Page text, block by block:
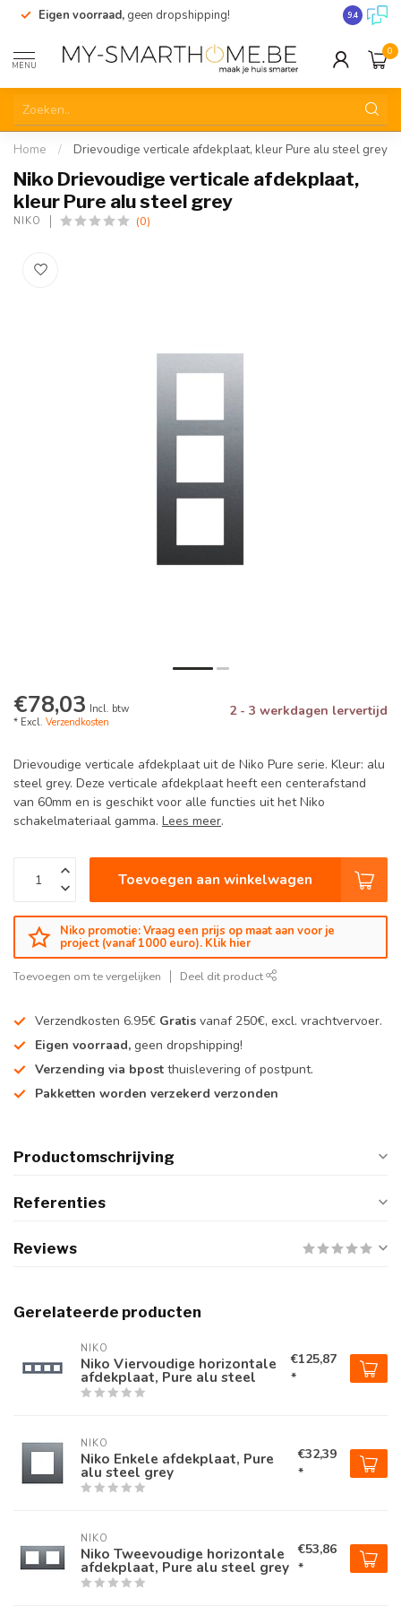
Eigen voorraad, geen dropshipping! 9.4
MENU
0
Home / Drievoudige verticale afdekplaat, kleur Pure alu steel grey
Niko Drievoudige verticale afdekplaat,
kleur Pure alu steel grey
NIKO (0)
€78,03 Incl. btw
* Excl. Verzendkosten
2 - 3 werkdagen lervertijd
Drievoudige verticale afdekplaat uit de Niko Pure serie. Kleur: alu
steel grey. Deze verticale afdekplaat heeft een centerafstand
van 60mm en is geschikt voor alle functies uit het Niko
schakelmateriaal gamma. Lees meer.
Toevoegen aan winkelwagen
Niko promotie: Vraag een prijs op maat aan voor je
project (vanaf 1000 euro). Klik hier
Toevoegen om te vergelijken Deel dit product
Verzendkosten 6.95€ Gratis vanaf 250€, excl. vrachtvervoer.
Eigen voorraad, geen dropshipping!
Verzending via bpost thuislevering of postpunt.
Pakketten worden verzekerd verzonden
Productomschrijving
Referenties
Reviews
Gerelateerde producten
NIKO
Niko Viervoudige horizontale
afdekplaat, Pure alu steel
€125,87
*
NIKO
Niko Enkele afdekplaat, Pure
alu steel grey
€32,39
*
NIKO
Niko Tweevoudige horizontale
afdekplaat, Pure alu steel grey
€53,86
*